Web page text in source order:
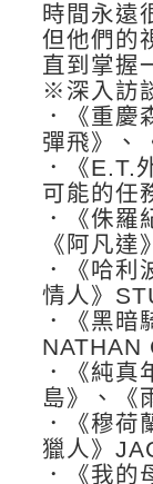
時間永遠
但他們的
直到掌握
※深入訪
．《重
彈飛》、
．《E.T.
可能的任
．《侏
《阿凡
．《哈
情人》
．《黑
NATHAN
．《純
島》、《
．《穆
獵人》
．《我